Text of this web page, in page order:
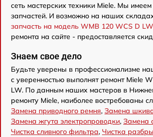
сеть мастерских техники Miele. Мы
запчастей. И возможно на наших
запчасть на модель WMB 120 WCS D LW
ремонта на сайте - предоставляется
Знаем свое дело
Будьте уверены в профессионализме
с уверенностью выполнят ремонт Miele
LW. По данным наших мастеров в
ремонту Miele, наиболее востребованы
Замена приводного ремня, Замена
Замена жгута электропроводки, Замена
Чистка сливного фильтра, Чистка